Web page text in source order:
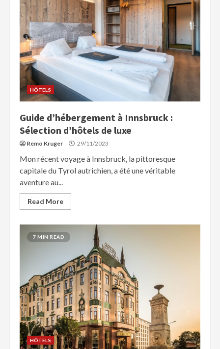
HÔTELS
Guide d’hébergement à Innsbruck :
Sélection d’hôtels de luxe
Remo Kruger 29/11/2023
Mon récent voyage à Innsbruck, la pittoresque
capitale du Tyrol autrichien, a été une véritable
aventure au...
Read More
7 MIN READ
HÔTELS